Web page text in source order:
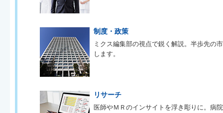
制度・政策
ミクス編集部の視点で鋭く解説。半歩先の
します。
リサーチ
医師やＭＲのインサイトを浮き彫りに。病